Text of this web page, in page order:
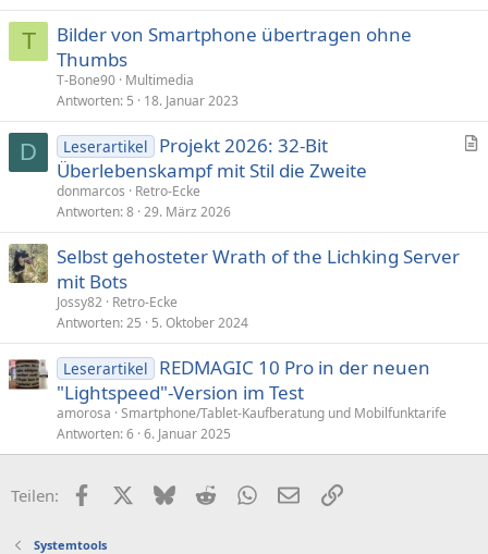
T
Bilder von Smartphone übertragen ohne
Thumbs
T-Bone90 Multimedia
Antworten 5 18. Januar 2023
D
k
Leserartikel
Projekt 2026: 32-Bit
Überlebenskampf mit Stil die Zweite
donmarcos
Retro-Ecke
Antworten 8 29. März 2026
Selbst gehosteter Wrath of the Lichking Server
mit Bots
Jossy82 Retro-Ecke
Antworten 25 5. Oktober 2024
Leserartikel
REDMAGIC 10 Pro in der neuen
"Lightspeed"-Version im Test
amorosa Smartphone/Tablet-Kaufberatung und Mobilfunktarife
Antworten 6 6. Januar 2025
Teilen: FacebookX (Twitter)
BlueskyRedditWhatsApp
E-MailLink
Systemtools